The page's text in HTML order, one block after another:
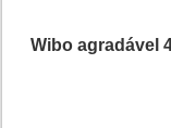
Wibo agradável